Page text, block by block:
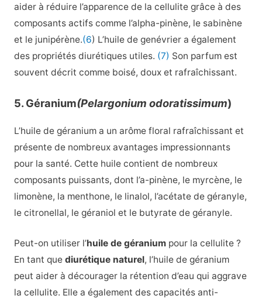
aider à réduire l’apparence de la cellulite grâce à des
composants actifs comme l’alpha-pinène, le sabinène
et le junipérène.(6) L’huile de genévrier a également
des propriétés diurétiques utiles. (7) Son parfum est
souvent décrit comme boisé, doux et rafraîchissant.
5. Géranium(Pelargonium odoratissimum)
L’huile de géranium a un arôme floral rafraîchissant et
présente de nombreux avantages impressionnants
pour la santé. Cette huile contient de nombreux
composants puissants, dont l’a-pinène, le myrcène, le
limonène, la menthone, le linalol, l’acétate de géranyle,
le citronellal, le géraniol et le butyrate de géranyle.
Peut-on utiliser l’huile de géraniumpour la cellulite ?
En tant que diurétique naturel, l’huile de géranium
peut aider à décourager la rétention d’eau qui aggrave
la cellulite. Elle a également des capacités anti-